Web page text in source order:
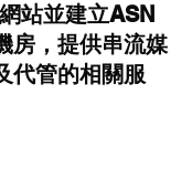
站並建立ASN
房，提供串流媒
代管的相關服